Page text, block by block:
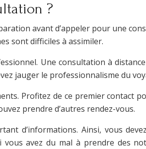
?
avant d’appeler pour une
sont difficiles à assimiler.
Une consultation à
jauger le professionnalisme du
Profitez de ce premier contact
prendre d’autres rendez-vous.
d’informations. Ainsi, vous
avez du mal à prendre des